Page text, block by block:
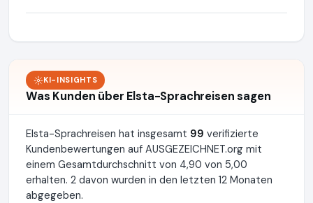
KI-INSIGHTS
Was Kunden über Elsta-Sprachreisen sagen
Elsta-Sprachreisen hat insgesamt 99 verifizierte
Kundenbewertungen auf AUSGEZEICHNET.org mit
einem Gesamtdurchschnitt von 4,90 von 5,00
erhalten. 2 davon wurden in den letzten 12 Monaten
abgegeben.